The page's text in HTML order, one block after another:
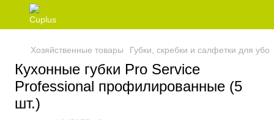
Хозяйственные товары Губки, скребки и салфетки для
Кухонные губки Pro Service
Professional профилированные (5
шт.)